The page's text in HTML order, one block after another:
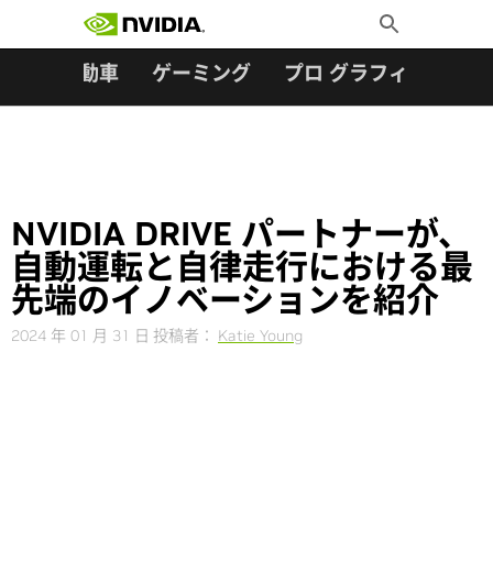
Toggle
Search
自動車 ゲーミング プロ グラフィックス
NVIDIA DRIVE パートナーが、
自動運転と自律走行における最
先端のイノベーションを紹介
2024 年 01 月 31 日 投稿者： Katie Young